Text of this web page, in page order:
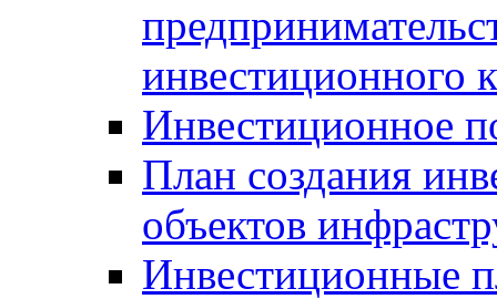
инвестиционного
Инвестиционное
План создания
объектов
Инвестиционные